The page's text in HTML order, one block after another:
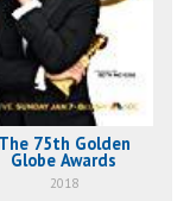
The 75th Golden
Globe Awards
2018